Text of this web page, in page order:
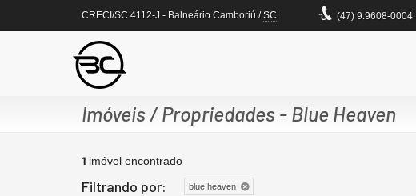
CRECI/SC 4112-J - Balneário Camboriú /SC (47) 9.9608-0004
Imóveis / Propriedades - Blue Heaven
1 imóvel encontrado
Filtrando por: blue heaven